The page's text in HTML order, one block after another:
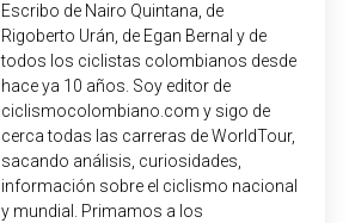
Escribo de Nairo Quintana, de
Rigoberto Urán, de Egan Bernal y de
todos los ciclistas colombianos desde
hace ya 10 años. Soy editor de
ciclismocolombiano.com y sigo de
cerca todas las carreras de WorldTour,
sacando análisis, curiosidades,
información sobre el ciclismo nacional
y mundial. Primamos a los